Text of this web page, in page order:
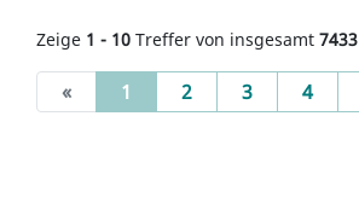
Zeige 1 - 10 Treffer von insgesamt 7433
« 1 (current)
2 3 4